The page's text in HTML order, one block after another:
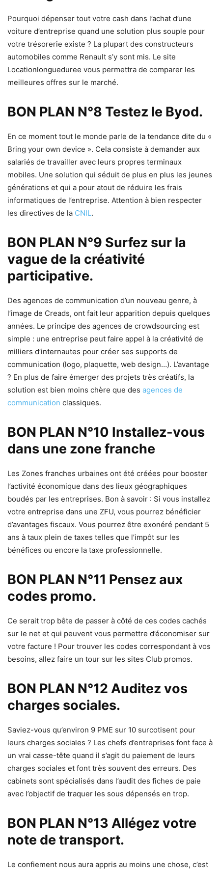
Pourquoi dépenser tout votre cash dans l’achat d’une
voiture d’entreprise quand une solution plus souple pour
votre trésorerie existe ? La plupart des constructeurs
automobiles comme Renault s’y sont mis. Le site
Locationlongueduree vous permettra de comparer les
meilleures offres sur le marché.
BON PLAN N°8 Testez le Byod.
En ce moment tout le monde parle de la tendance dite du «
Bring your own device ». Cela consiste à demander aux
salariés de travailler avec leurs propres terminaux
mobiles. Une solution qui séduit de plus en plus les jeunes
générations et qui a pour atout de réduire les frais
informatiques de l’entreprise. Attention à bien respecter
les directives de la CNIL.
BON PLAN N°9 Surfez sur la
vague de la créativité
participative.
Des agences de communication d’un nouveau genre, à
l’image de Creads, ont fait leur apparition depuis quelques
années. Le principe des agences de crowdsourcing est
simple : une entreprise peut faire appel à la créativité de
milliers d’internautes pour créer ses supports de
communication (logo, plaquette, web design…). L’avantage
? En plus de faire émerger des projets très créatifs, la
solution est bien moins chère que des agences de
communication classiques.
BON PLAN N°10 Installez-vous
dans une zone franche
Les Zones franches urbaines ont été créées pour booster
l’activité économique dans des lieux géographiques
boudés par les entreprises. Bon à savoir : Si vous installez
votre entreprise dans une ZFU, vous pourrez bénéficier
d’avantages fiscaux. Vous pourrez être exonéré pendant 5
ans à taux plein de taxes telles que l’impôt sur les
bénéfices ou encore la taxe professionnelle.
BON PLAN N°11 Pensez aux
codes promo.
Ce serait trop bête de passer à côté de ces codes cachés
sur le net et qui peuvent vous permettre d’économiser sur
votre facture ! Pour trouver les codes correspondant à vos
besoins, allez faire un tour sur les sites Club promos.
BON PLAN N°12 Auditez vos
charges sociales.
Saviez-vous qu’environ 9 PME sur 10 surcotisent pour
leurs charges sociales ? Les chefs d’entreprises font face à
un vrai casse-tête quand il s’agit du paiement de leurs
charges sociales et font très souvent des erreurs. Des
cabinets sont spécialisés dans l’audit des fiches de paie
avec l’objectif de traquer les sous dépensés en trop.
BON PLAN N°13 Allégez votre
note de transport.
Le confiement nous aura appris au moins une chose, c’est